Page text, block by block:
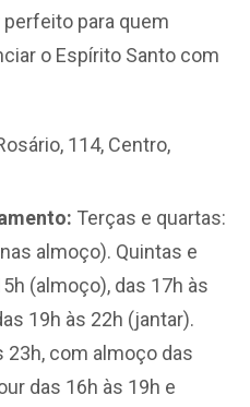
perfeito para quem
o Espírito Santo com
114, Centro,
Terças e quartas:
almoço). Quintas e
(almoço), das 17h às
19h às 22h (jantar).
23h, com almoço das
das 16h às 19h e